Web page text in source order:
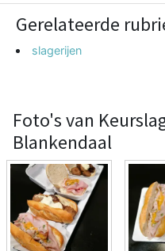
Gerelateerde
slagerijen
Foto's van
Blankendaal